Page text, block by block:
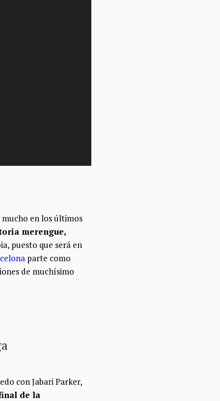
en los últimos
merengue,
puesto que será en
parte como
de muchísimo
con Jabari Parker,
de la